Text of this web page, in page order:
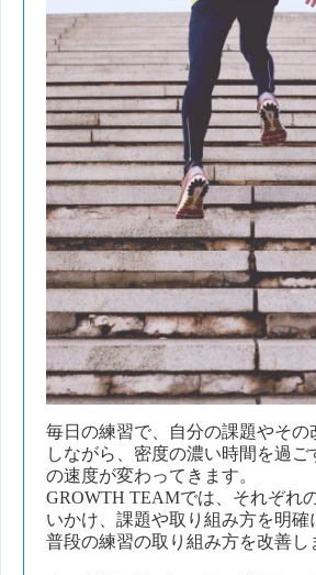
毎日の練習で、自分の課題やその
しながら、密度の濃い時間を過
の速度が変わってきます。
GROWTH TEAMでは、それぞれ
いかけ、課題や取り組み方を明確
普段の練習の取り組み方を改善し